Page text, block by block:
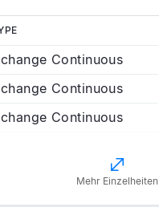
Continuous
Continuous
Continuous
Mehr Einzelheiten